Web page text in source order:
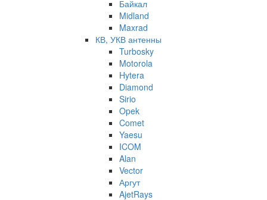
Байкал
Midland
Maxrad
КВ, УКВ антенны
Turbosky
Motorola
Hytera
Diamond
Sirio
Opek
Comet
Yaesu
ICOM
Alan
Vector
Аргут
AjetRays